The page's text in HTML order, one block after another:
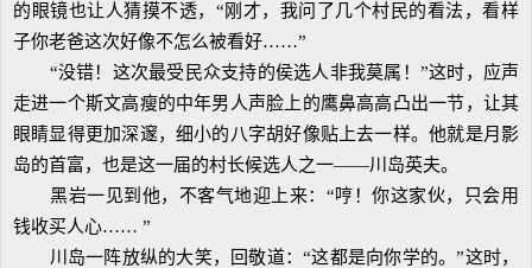
的眼镜也让人猜摸不透，“刚才，我问了几个村民的看法，看样
子你老爸这次好像不怎么被看好……”
“没错！这次最受民众支持的侯选人非我莫属！”这时，应声
走进一个斯文高瘦的中年男人声脸上的鹰鼻高高凸出一节，让其
眼睛显得更加深邃，细小的八字胡好像贴上去一样。他就是月影
岛的首富，也是这一届的村长候选人之一——川岛英夫。
黑岩一见到他，不客气地迎上来：“哼！你这家伙，只会用
钱收买人心…… ”
川岛一阵放纵的大笑，回敬道：“这都是向你学的。”这时，